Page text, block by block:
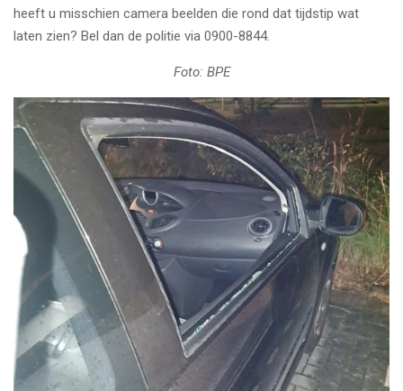
heeft u misschien camera beelden die rond dat tijdstip wat
laten zien? Bel dan de politie via 0900-8844.
Foto: BPE